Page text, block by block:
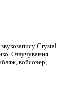
Crystal
Озвучування
войсовер,